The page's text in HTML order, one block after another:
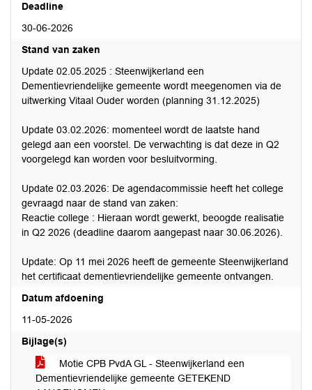
Deadline
30-06-2026
Stand van zaken
Update 02.05.2025 : Steenwijkerland een
Dementievriendelijke gemeente wordt meegenomen via de
uitwerking Vitaal Ouder worden (planning 31.12.2025)
Update 03.02.2026: momenteel wordt de laatste hand
gelegd aan een voorstel. De verwachting is dat deze in Q2
voorgelegd kan worden voor besluitvorming.
Update 02.03.2026: De agendacommissie heeft het college
gevraagd naar de stand van zaken:
Reactie college : Hieraan wordt gewerkt, beoogde realisatie
in Q2 2026 (deadline daarom aangepast naar 30.06.2026).
Update: Op 11 mei 2026 heeft de gemeente Steenwijkerland
het certificaat dementievriendelijke gemeente ontvangen.
Datum afdoening
11-05-2026
Bijlage(s)
Motie CPB PvdA GL - Steenwijkerland een
Dementievriendelijke gemeente GETEKEND